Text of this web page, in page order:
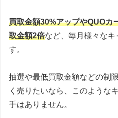
買取金額30%アップやQUOカ
取金額2倍など、毎月様々なキ
す。
抽選や最低買取金額などの制
く売りたいなら、このような
手はありません。